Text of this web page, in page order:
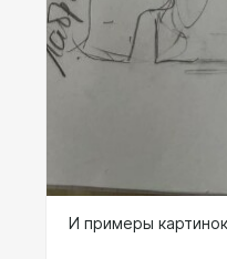
И примеры